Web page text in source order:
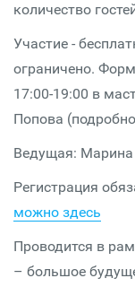
количество
Участие -
ограничено.
17:00-19:00 в
Попова
Ведущая:
Регистрация
можно здесь
Проводится в
– большое